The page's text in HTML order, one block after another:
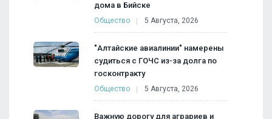
дома в Бийске
Общество 5 Августа, 2026
"Алтайские авиалинии" намерены
судиться с ГОЧС из-за долга по
госконтракту
Общество 5 Августа, 2026
Важную дорогу для аграриев и